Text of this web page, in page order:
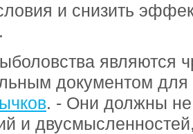
и снизить
являются
документом
. - Они должны не
и